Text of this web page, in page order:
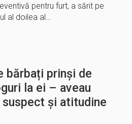
pentru furt, a sărit pe
al doilea al…
bărbați prinși de
la ei – aveau
și atitudine